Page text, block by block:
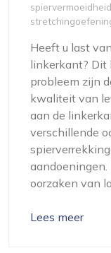
spiervermoeidheid
Heeft u last
linkerkant? Dit
probleem zijn
kwaliteit van
aan de
verschillende
aandoeningen.
oorzaken van
Lees meer